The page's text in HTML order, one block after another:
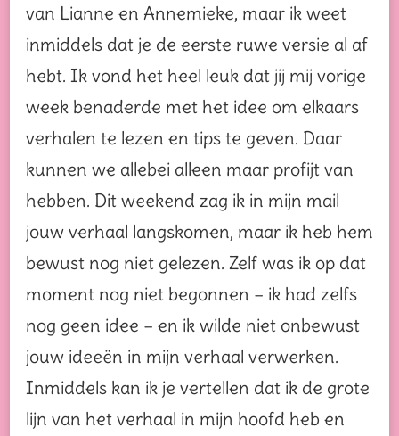
van Lianne en Annemieke, maar ik weet
inmiddels dat je de eerste ruwe versie al af
hebt. Ik vond het heel leuk dat jij mij vorige
week benaderde met het idee om elkaars
verhalen te lezen en tips te geven. Daar
kunnen we allebei alleen maar profijt van
hebben. Dit weekend zag ik in mijn mail
jouw verhaal langskomen, maar ik heb hem
bewust nog niet gelezen. Zelf was ik op dat
moment nog niet begonnen – ik had zelfs
nog geen idee – en ik wilde niet onbewust
jouw ideeën in mijn verhaal verwerken.
Inmiddels kan ik je vertellen dat ik de grote
lijn van het verhaal in mijn hoofd heb en